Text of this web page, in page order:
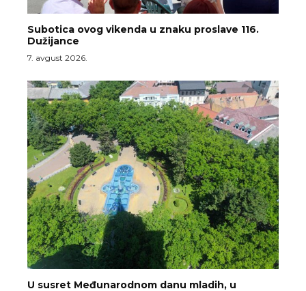
Subotica ovog vikenda u znaku proslave 116.
Dužijance
7. avgust 2026.
U susret Međunarodnom danu mladih, u